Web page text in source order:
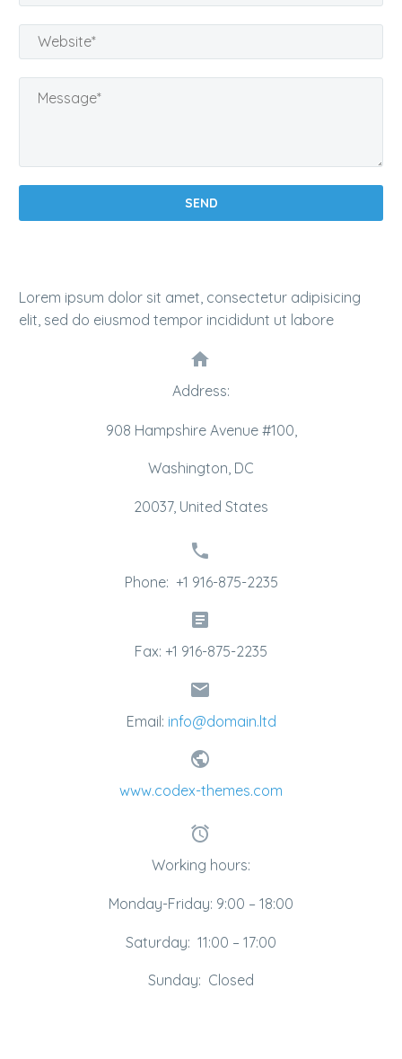
Lorem ipsum dolor sit amet, consectetur adipisicing
elit, sed do eiusmod tempor incididunt ut labore


Address:
908 Hampshire Avenue #100,
Washington, DC
20037, United States


Phone: +1 916-875-2235


Fax: +1 916-875-2235


Email: info@domain.ltd


www.codex-themes.com


Working hours:
Monday-Friday: 9:00 – 18:00
Saturday: 11:00 – 17:00
Sunday: Closed